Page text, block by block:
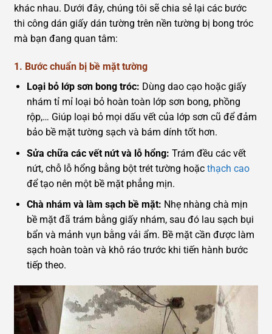
khác nhau. Dưới đây, chúng tôi sẽ chia sẻ lại các bước
thi công dán giấy dán tường trên nền tường bị bong tróc
mà bạn đang quan tâm:
1. Bước chuẩn bị bề mặt tường
Loại bỏ lớp sơn bong tróc: Dùng dao cạo hoặc giấy
nhám tỉ mỉ loại bỏ hoàn toàn lớp sơn bong, phồng
rộp,… Giúp loại bỏ mọi dấu vết của lớp sơn cũ để đảm
bảo bề mặt tường sạch và bám dính tốt hơn.
Sửa chữa các vết nứt và lỗ hổng: Trám đều các vết
nứt, chỗ lỗ hổng bằng bột trét tường hoặc thạch cao
để tạo nên một bề mặt phẳng mịn.
Chà nhám và làm sạch bề mặt: Nhẹ nhàng chà mịn
bề mặt đã trám bằng giấy nhám, sau đó lau sạch bụi
bẩn và mảnh vụn bằng vải ẩm. Bề mặt cần được làm
sạch hoàn toàn và khô ráo trước khi tiến hành bước
tiếp theo.